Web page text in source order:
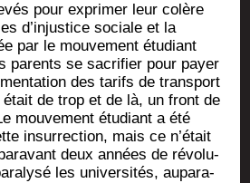
pour expri­mer leur colère
d’injustice sociale et la
par le mou­ve­ment étu­diant
parents se sacri­fier pour payer
des tarifs de trans­port
de trop et de là, un front de
mou­ve­ment étu­diant a été
insur­rec­tion, mais ce n’était
deux années de révo­lu­
les uni­ver­si­tés, aupa­ra­